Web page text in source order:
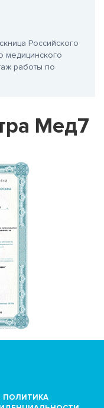
Российского
медицинского
работы по
Мед7
ПОЛИТИКА